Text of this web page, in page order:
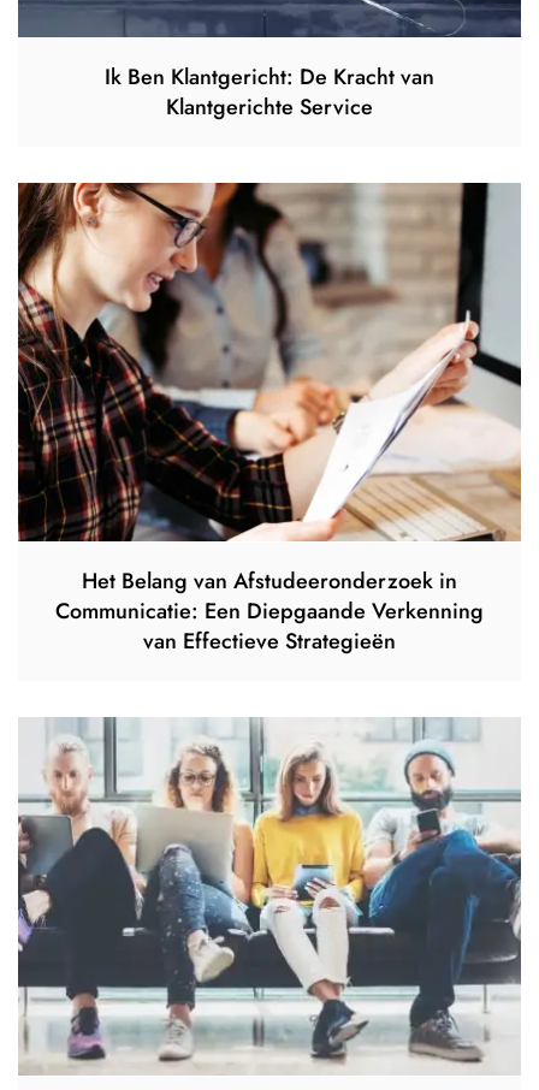
Ik Ben Klantgericht: De Kracht van
Klantgerichte Service
Het Belang van Afstudeeronderzoek in
Communicatie: Een Diepgaande Verkenning
van Effectieve Strategieën